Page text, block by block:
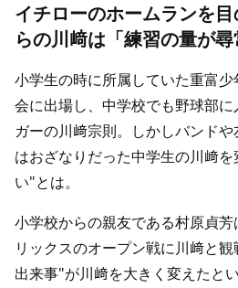
イチローのホームランを
らの川﨑は「練習の量が尋
小学生の時に所属していた重富
会に出場し、中学校でも野球部
ガーの川﨑宗則。しかしバンド
はおざなりだった中学生の川﨑
い"とは。
小学校からの親友である村原貞
リックスのオープン戦に川﨑と
出来事"が川﨑を大きく変えたと